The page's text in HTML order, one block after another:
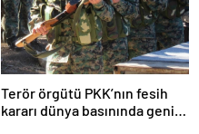
Terör örgütü PKK’nın fesih
kararı dünya basınında geniş